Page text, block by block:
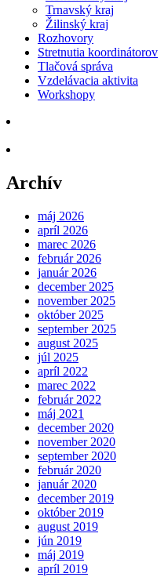
Trnavský kraj
Žilinský kraj
Rozhovory
Stretnutia koordinátorov
Tlačová správa
Vzdelávacia aktivita
Workshopy
Archív
máj 2026
apríl 2026
marec 2026
február 2026
január 2026
december 2025
november 2025
október 2025
september 2025
august 2025
júl 2025
apríl 2022
marec 2022
február 2022
máj 2021
december 2020
november 2020
september 2020
február 2020
január 2020
december 2019
október 2019
august 2019
jún 2019
máj 2019
apríl 2019